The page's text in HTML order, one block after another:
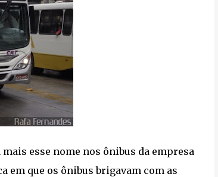
esse nome nos ônibus da empresa
em que os ônibus brigavam com as